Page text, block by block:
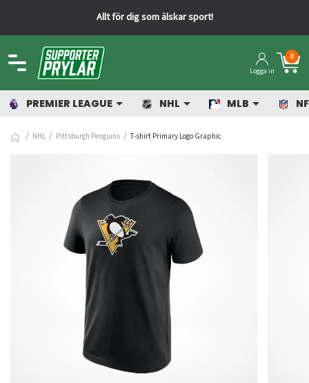
Logga in
0
PREMIER LEAGUE NHL MLB
NHL Pittsburgh Penguins T-shirt Primary Logo Graphic